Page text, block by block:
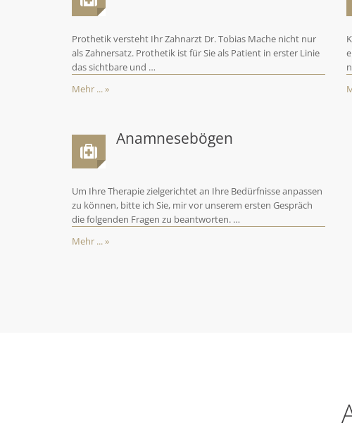
Prothetik versteht Ihr Zahnarzt Dr. Tobias Mache nicht nur
als Zahnersatz. Prothetik ist für Sie als Patient in erster Linie
das sichtbare und …
Mehr ... »
Anamnesebögen
Um Ihre Therapie zielgerichtet an Ihre Bedürfnisse anpassen
zu können, bitte ich Sie, mir vor unserem ersten Gespräch
die folgenden Fragen zu beantworten. …
Mehr ... »